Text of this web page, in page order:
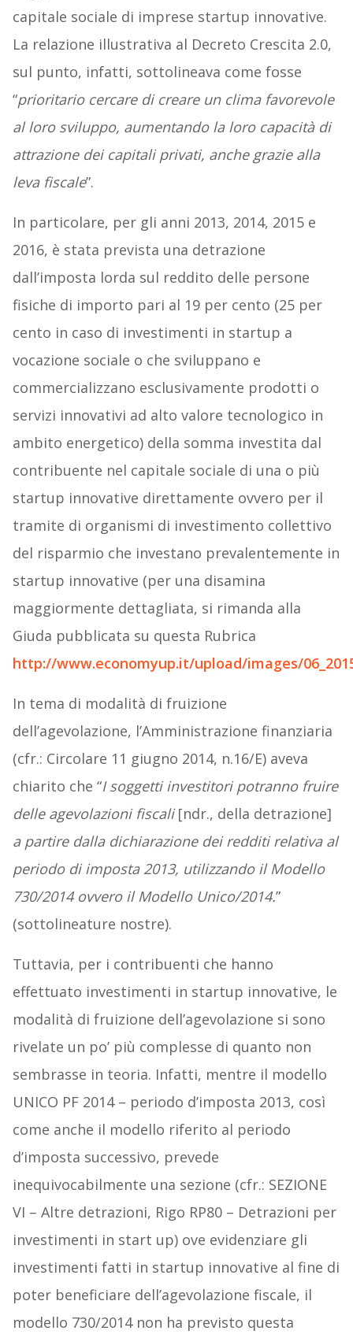
capitale sociale di imprese startup innovative.
La relazione illustrativa al Decreto Crescita 2.0,
sul punto, infatti, sottolineava come fosse
“prioritario cercare di creare un clima favorevole
al loro sviluppo, aumentando la loro capacità di
attrazione dei capitali privati, anche grazie alla
leva fiscale”.
In particolare, per gli anni 2013, 2014, 2015 e
2016, è stata prevista una detrazione
dall’imposta lorda sul reddito delle persone
fisiche di importo pari al 19 per cento (25 per
cento in caso di investimenti in startup a
vocazione sociale o che sviluppano e
commercializzano esclusivamente prodotti o
servizi innovativi ad alto valore tecnologico in
ambito energetico) della somma investita dal
contribuente nel capitale sociale di una o più
startup innovative direttamente ovvero per il
tramite di organismi di investimento collettivo
del risparmio che investano prevalentemente in
startup innovative (per una disamina
maggiormente dettagliata, si rimanda alla
Giuda pubblicata su questa Rubrica
http://www.economyup.it/upload/images/
In tema di modalità di fruizione
dell’agevolazione, l’Amministrazione finanziaria
(cfr.: Circolare 11 giugno 2014, n.16/E) aveva
chiarito che “I soggetti investitori potranno fruire
delle agevolazioni fiscali[ndr., della detrazione]
a partire dalla dichiarazione dei redditi relativa al
periodo di imposta 2013, utilizzando il Modello
730/2014 ovvero il Modello Unico/2014.”
(sottolineature nostre).
Tuttavia, per i contribuenti che hanno
effettuato investimenti in startup innovative, le
modalità di fruizione dell’agevolazione si sono
rivelate un po’ più complesse di quanto non
sembrasse in teoria. Infatti, mentre il modello
UNICO PF 2014 – periodo d’imposta 2013, così
come anche il modello riferito al periodo
d’imposta successivo, prevede
inequivocabilmente una sezione (cfr.: SEZIONE
VI – Altre detrazioni, Rigo RP80 – Detrazioni per
investimenti in start up) ove evidenziare gli
investimenti fatti in startup innovative al fine di
poter beneficiare dell’agevolazione fiscale, il
modello 730/2014 non ha previsto questa